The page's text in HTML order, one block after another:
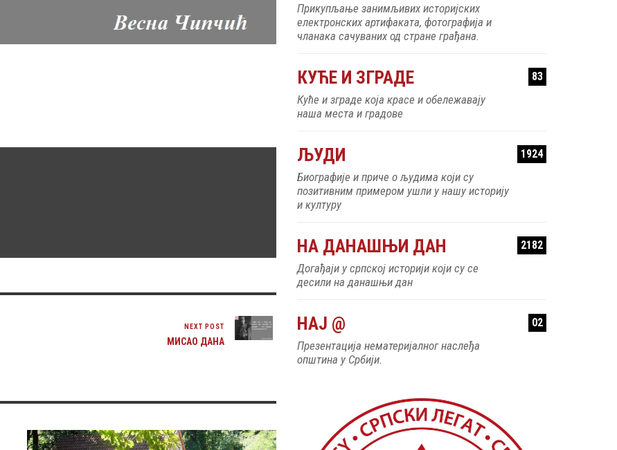
NEXT POST
МИСАО ДАНА
Прикупљање занимљивих историјских
електронских артифаката, фотографија и
чланака сачуваних од стране грађана.
КУЋЕ И ЗГРАДЕ 83
Куће и зграде која красе и обележавају
наша места и градове
ЉУДИ 1924
Биографије и приче о људима који су
позитивним примером ушли у нашу историју
и културу
НА ДАНАШЊИ ДАН 2182
Догађаји у српској историји који су се
десили на данашњи дан
НАЈ @ 02
Презентација нематеријалног наслеђа
општина у Србији.